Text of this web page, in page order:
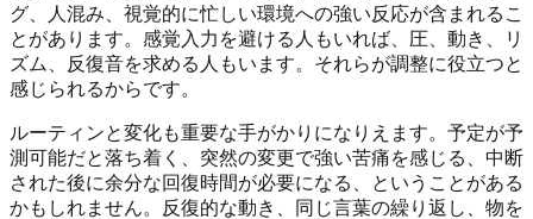
グ、人混み、視覚的に忙しい環境への強い反応が含まれるこ
とがあります。感覚入力を避ける人もいれば、圧、動き、リ
ズム、反復音を求める人もいます。それらが調整に役立つと
感じられるからです。
ルーティンと変化も重要な手がかりになりえます。予定が予
測可能だと落ち着く、突然の変更で強い苦痛を感じる、中断
された後に余分な回復時間が必要になる、ということがある
かもしれません。反復的な動き、同じ言葉の繰り返し、物を